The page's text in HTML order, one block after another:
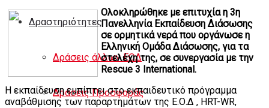
Δραστηριότητες
Δράσεις άλλων ΕΟΔ
Δράσεις Προσφοράς
Ολοκληρώθηκε με επιτυχία η 3η
Πανελληνία Εκπαίδευση Διάσωσης
σε ορμητικά νερά που οργάνωσε η
Ελληνική Ομάδα Διάσωσης, για τα
στελέχη της, σε συνεργασία με την
Rescue 3 International.
Η εκπαίδευση εμπίπτει στο εκπαιδευτικό πρόγραμμα
αναβάθμισης των παραρτημάτων της Ε.Ο.Δ , HRT-WR,